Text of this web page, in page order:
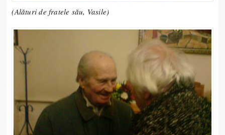
(Alături de fratele său, Vasile)